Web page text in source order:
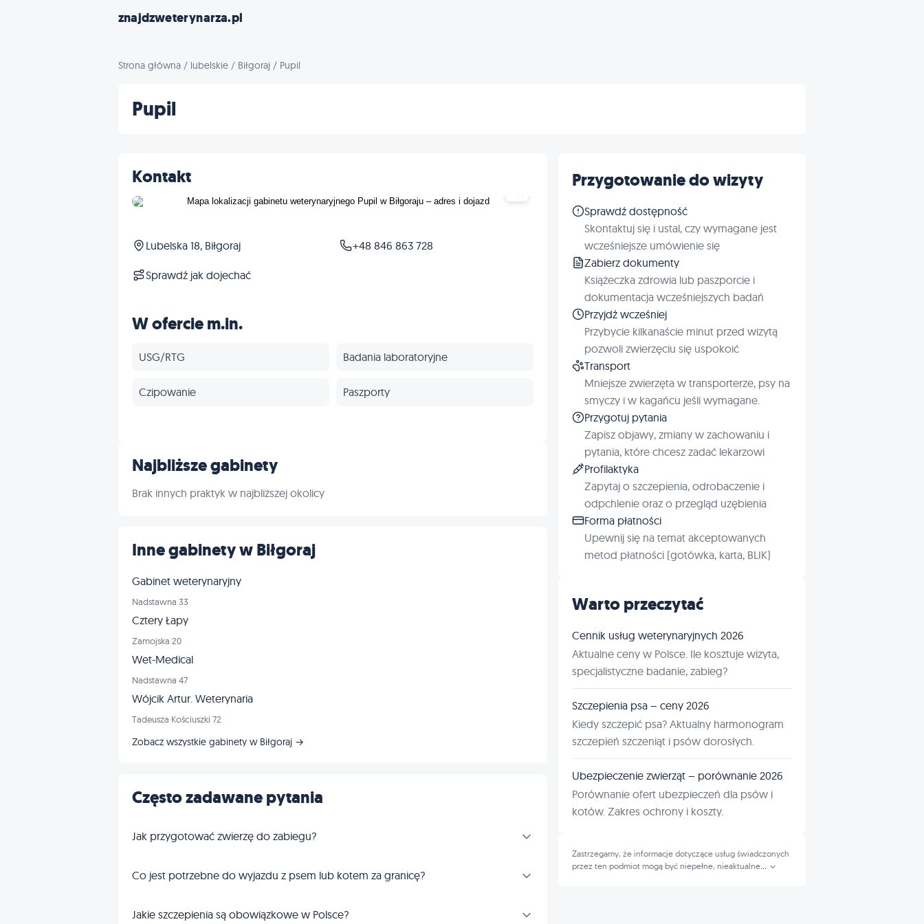
znajdzweterynarza.pl
Strona główna / lubelskie / Biłgoraj / Pupil
Pupil
Kontakt
Lubelska 18, Biłgoraj +48 846 863 728
Sprawdź jak dojechać
W ofercie m.in.
USG/RTG Badania laboratoryjne
Czipowanie Paszporty
Inne
Najbliższe gabinety
Brak innych praktyk w najbliższej okolicy
Inne gabinety w Biłgoraj
Gabinet weterynaryjny
Nadstawna 33
Cztery Łapy
Zamojska 20
Wet-Medical
Nadstawna 47
Wójcik Artur. Weterynaria
Tadeusza Kościuszki 72
Zobacz wszystkie gabinety w Biłgoraj →
Często zadawane pytania
Jak przygotować zwierzę do zabiegu?
Co jest potrzebne do wyjazdu z psem lub kotem za granicę?
Jakie szczepienia są obowiązkowe w Polsce?
Przygotowanie do wizyty
Sprawdź dostępność
Skontaktuj się i ustal, czy wymagane jest
wcześniejsze umówienie się
Zabierz dokumenty
Książeczka zdrowia lub paszporcie i
dokumentacja wcześniejszych badań
Przyjdź wcześniej
Przybycie kilkanaście minut przed wizytą
pozwoli zwierzęciu się uspokoić
Transport
Mniejsze zwierzęta w transporterze, psy na
smyczy i w kagańcu jeśli wymagane.
Przygotuj pytania
Zapisz objawy, zmiany w zachowaniu i
pytania, które chcesz zadać lekarzowi
Profilaktyka
Zapytaj o szczepienia, odrobaczenie i
odpchlenie oraz o przegląd uzębienia
Forma płatności
Upewnij się na temat akceptowanych
metod płatności (gotówka, karta, BLIK)
Warto przeczytać
Cennik usług weterynaryjnych 2026
Aktualne ceny w Polsce. Ile kosztuje wizyta,
specjalistyczne badanie, zabieg?
Szczepienia psa – ceny 2026
Kiedy szczepić psa? Aktualny harmonogram
szczepień szczeniąt i psów dorosłych.
Ubezpieczenie zwierząt – porównanie 2026
Porównanie ofert ubezpieczeń dla psów i
kotów. Zakres ochrony i koszty.
Zastrzegamy, że informacje dotyczące usług świadczonych
przez ten podmiot mogą być niepełne, nieaktualne...